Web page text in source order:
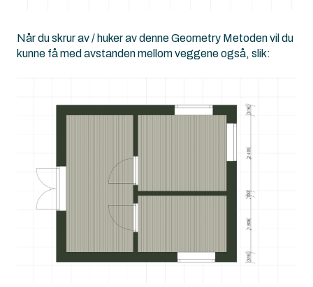
Når du skrur av / huker av denne Geometry Metoden vil du
kunne få med avstanden mellom veggene også, slik: